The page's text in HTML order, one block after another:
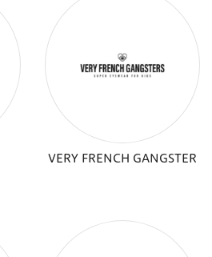
VERY FRENCH GANGSTER